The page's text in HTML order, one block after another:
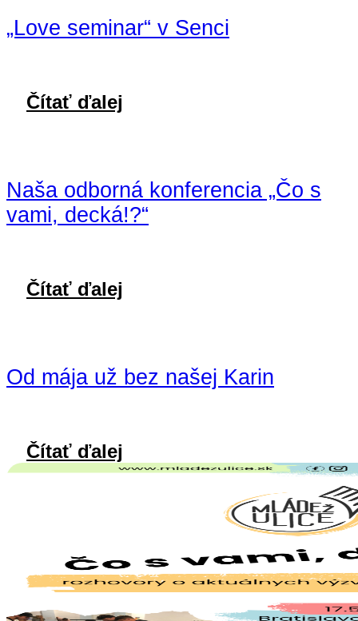
„Love seminar“ v Senci
Čítať ďalej
Naša odborná konferencia „Čo s
vami, decká!?“
Čítať ďalej
Od mája už bez našej Karin
Čítať ďalej